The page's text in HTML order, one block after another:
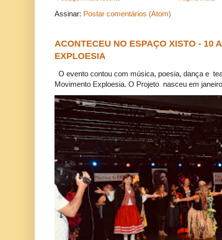
Assinar: Postar comentários (Atom)
ACONTECEU NO ESPAÇO XISTO - 10
EXPLOESIA
O evento contou com música, poesia, dança e
Movimento Exploesia. O Projeto nasceu em